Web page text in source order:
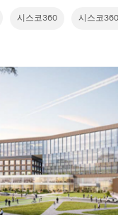
시스코360 시스코